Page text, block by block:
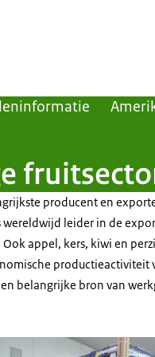
producent en
wereldwijd leider in de
Ook appel, kers, kiwi en
productieactiviteit
belangrijke bron van
Fruit